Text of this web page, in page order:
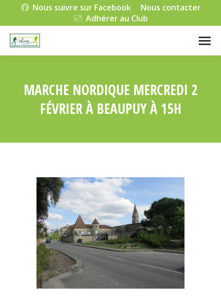
Nous suivre sur Facebook
Nous contacter
Adhérer au Club
MARCHE NORDIQUE MERCREDI 2
FÉVRIER À BEAUPUY À 15H